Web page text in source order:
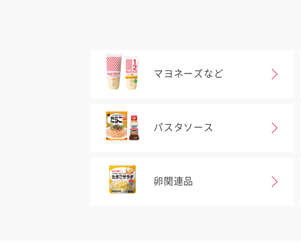
マヨネーズなど
パスタソース
卵関連品